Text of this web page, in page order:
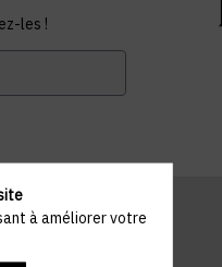
les !
à améliorer votre